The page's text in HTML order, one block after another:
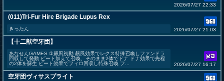
2026/07/27 22:33
(011)Tri-Fur Hire Brigade Lupus Rex
きったん 2026/07/27 21:03
【十二獣空牙団】
あなせんGAMES ①飆風初動 飆風効果でレクス特殊召喚しファンドラ
回収して発動 ビート加えて召喚、そのまま2体でドナ ドナ効果で先程
の2体を蘇生 ビート効果でフィロ回収し特殊召喚 フ...
2026/07/27 16:17
空牙団ヴィサスプライト